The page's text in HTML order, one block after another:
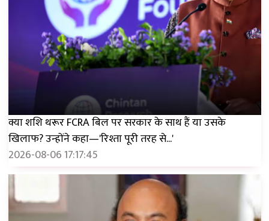
क्या शशि थरूर FCRA बिल पर सरकार के साथ हैं या उसके
खिलाफ? उन्होंने कहा—'रिश्ता पूरी तरह से...'
2026-08-06 17:17:45